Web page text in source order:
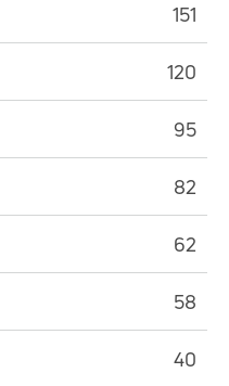
151
120
95
82
62
58
40